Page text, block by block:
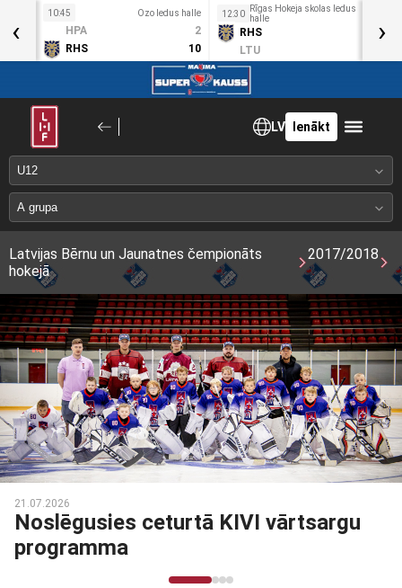
Mai
10:45 Ozo ledus halle
HPA
2
RHS
10
12:30
Rīgas Hokeja skolas ledus
halle
RHS
LTU
‹ ›
LV Ienākt
Latvijas Bērnu un Jaunatnes čempionāts
hokejā
2017/2018
03.03.2026
Noslēdzies Talantu Izcilības
programmas otrais posms